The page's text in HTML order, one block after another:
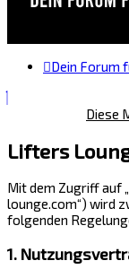
Dein Forum
Diese
Lifters
Mit dem Zugriff auf
lounge.com“) wird
folgenden
1.